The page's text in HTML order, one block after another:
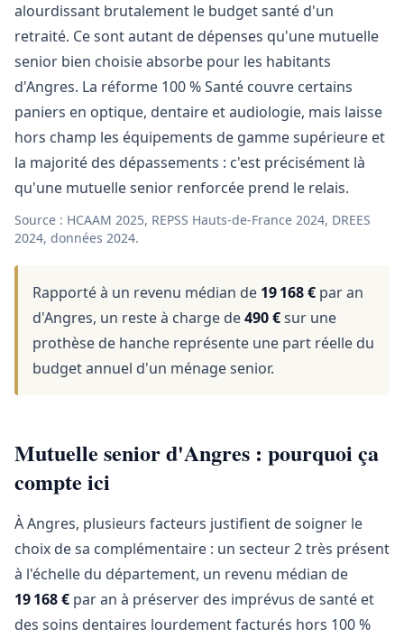
alourdissant brutalement le budget santé d'un
retraité. Ce sont autant de dépenses qu'une mutuelle
senior bien choisie absorbe pour les habitants
d'Angres. La réforme 100 % Santé couvre certains
paniers en optique, dentaire et audiologie, mais laisse
hors champ les équipements de gamme supérieure et
la majorité des dépassements : c'est précisément là
qu'une mutuelle senior renforcée prend le relais.
Source : HCAAM 2025, REPSS Hauts-de-France 2024, DREES
2024, données 2024.
Rapporté à un revenu médian de 19 168 € par an
d'Angres, un reste à charge de490 €sur une
prothèse de hanche représente une part réelle du
budget annuel d'un ménage senior.
Mutuelle senior d'Angres : pourquoi ça
compte ici
À Angres, plusieurs facteurs justifient de soigner le
choix de sa complémentaire : un secteur 2 très présent
à l'échelle du département, un revenu médian de
19 168 € par an à préserver des imprévus de santé et
des soins dentaires lourdement facturés hors 100 %